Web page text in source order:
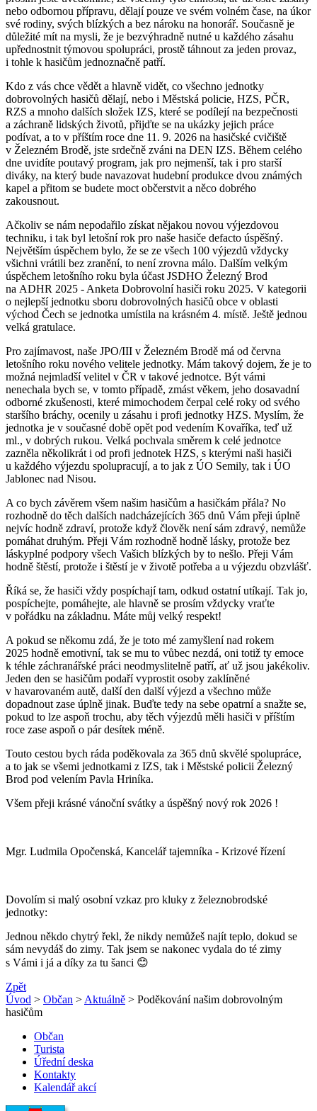
nebo odbornou přípravu, dělají pouze ve svém volném čase, na úkor
své rodiny, svých blízkých a bez nároku na honorář. Současně je
důležité mít na mysli, že je bezvýhradně nutné u každého zásahu
upřednostnit týmovou spolupráci, prostě táhnout za jeden provaz,
i tohle k hasičům jednoznačně patří.
Kdo z vás chce vědět a hlavně vidět, co všechno jednotky
dobrovolných hasičů dělají, nebo i Městská policie, HZS, PČR,
RZS a mnoho dalších složek IZS, které se podílejí na bezpečnosti
a záchraně lidských životů, přijďte se na ukázky jejich práce
podívat, a to v příštím roce dne 11. 9. 2026 na hasičské cvičiště
v Železném Brodě, jste srdečně zváni na DEN IZS. Během celého
dne uvidíte poutavý program, jak pro nejmenší, tak i pro starší
diváky, na který bude navazovat hudební produkce dvou známých
kapel a přitom se budete moct občerstvit a něco dobrého
zakousnout.
Ačkoliv se nám nepodařilo získat nějakou novou výjezdovou
techniku, i tak byl letošní rok pro naše hasiče defacto úspěšný.
Největším úspěchem bylo, že se ze všech 100 výjezdů vždycky
všichni vrátili bez zranění, to není zrovna málo. Dalším velkým
úspěchem letošního roku byla účast JSDHO Železný Brod
na ADHR 2025 - Anketa Dobrovolní hasiči roku 2025. V kategorii
o nejlepší jednotku sboru dobrovolných hasičů obce v oblasti
východ Čech se jednotka umístila na krásném 4. místě. Ještě jednou
velká gratulace.
Pro zajímavost, naše JPO/III v Železném Brodě má od června
letošního roku nového velitele jednotky. Mám takový dojem, že je to
možná nejmladší velitel v ČR v takové jednotce. Být vámi
nenechala bych se, v tomto případě, zmást věkem, jeho dosavadní
odborné zkušenosti, které mimochodem čerpal celé roky od svého
staršího bráchy, ocenily u zásahu i profi jednotky HZS. Myslím, že
jednotka je v současné době opět pod vedením Kovaříka, teď už
ml., v dobrých rukou. Velká pochvala směrem k celé jednotce
zazněla několikrát i od profi jednotek HZS, s kterými naši hasiči
u každého výjezdu spolupracují, a to jak z ÚO Semily, tak i ÚO
Jablonec nad Nisou.
A co bych závěrem všem našim hasičům a hasičkám přála? No
rozhodně do těch dalších nadcházejících 365 dnů Vám přeji úplně
nejvíc hodně zdraví, protože když člověk není sám zdravý, nemůže
pomáhat druhým. Přeji Vám rozhodně hodně lásky, protože bez
láskyplné podpory všech Vašich blízkých by to nešlo. Přeji Vám
hodně štěstí, protože i štěstí je v životě potřeba a u výjezdu obzvlášť.
Říká se, že hasiči vždy pospíchají tam, odkud ostatní utíkají. Tak jo,
pospíchejte, pomáhejte, ale hlavně se prosím vždycky vraťte
v pořádku na základnu. Máte můj velký respekt!
A pokud se někomu zdá, že je toto mé zamyšlení nad rokem
2025 hodně emotivní, tak se mu to vůbec nezdá, oni totiž ty emoce
k téhle záchranářské práci neodmyslitelně patří, ať už jsou jakékoliv.
Jeden den se hasičům podaří vyprostit osoby zaklíněné
v havarovaném autě, další den další výjezd a všechno může
dopadnout zase úplně jinak. Buďte tedy na sebe opatrní a snažte se,
pokud to lze aspoň trochu, aby těch výjezdů měli hasiči v příštím
roce zase aspoň o pár desítek méně.
Touto cestou bych ráda poděkovala za 365 dnů skvělé spolupráce,
a to jak se všemi jednotkami z IZS, tak i Městské policii Železný
Brod pod velením Pavla Hriníka.
Všem přeji krásné vánoční svátky a úspěšný nový rok 2026 !
Mgr. Ludmila Opočenská, Kancelář tajemníka - Krizové řízení
Dovolím si malý osobní vzkaz pro kluky z železnobrodské
jednotky:
Jednou někdo chytrý řekl, že nikdy nemůžeš najít teplo, dokud se
sám nevydáš do zimy. Tak jsem se nakonec vydala do té zimy
s Vámi i já a díky za tu šanci 😊
Zpět
Úvod > Občan > Aktuálně > Poděkování našim dobrovolným
hasičům
Občan
Turista
Úřední deska
Kontakty
Kalendář akcí